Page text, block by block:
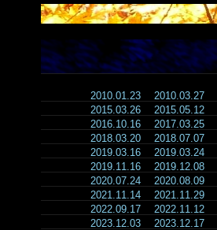
2010.01.23 2010.03.27
2015.03.26
2015.05.12
2016.10.16
2017.03.25
2018.03.20
2018.07.07
2019.03.16
2019.03.24
2019.11.16
2019.12.08
2020.07.24
2020.08.09
2021.11.14
2021.11.29
2022.09.17
2022.11.12
2023.12.03
2023.12.17